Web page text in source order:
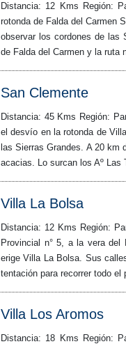
Distancia: 12 Kms Región:
rotonda de Falda del Carmen
observar los cordones de las
de Falda del Carmen y la ruta
San Clemente
Distancia: 45 Kms Región:
el desvío en la rotonda de
las Sierras Grandes. A 20 km
acacias. Lo surcan los Aº Las
Villa La Bolsa
Distancia: 12 Kms Región:
Provincial n° 5, a la vera
erige Villa La Bolsa. Sus
tentación para recorrer todo el
Villa Los Aromos
Distancia: 18 Kms Región: